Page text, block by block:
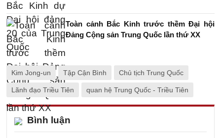
Toàn cảnh Bắc Kinh trước thềm Đại hội
Đảng Cộng sản Trung Quốc lần thứ XX
Kim Jong-un Tập Cận Bình Chủ tịch Trung Quốc
Lãnh đạo Triều Tiên quan hệ Trung Quốc - Triều Tiên
Bình luận